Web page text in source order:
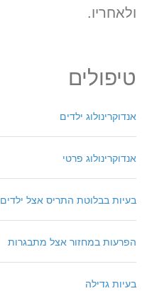
ולאחריו.
טיפולים
אנדוקרינולוג ילדים
אנדוקרינולוג פרטי
בעיות בבלוטת התריס אצל ילדים
הפרעות במחזור אצל מתבגרות
בעיות גדילה